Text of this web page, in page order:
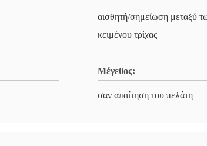
αισθητή/σημείωση μεταξύ
κειμένου τρίχας
Μέγεθος:
σαν απαίτηση του πελάτη